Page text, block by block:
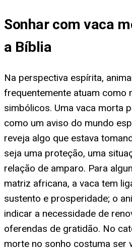
Sonhar com vaca
a Bíblia
Na perspectiva espírita,
frequentemente atuam como
simbólicos. Uma vaca morta
como um aviso do mundo
reveja algo que estava
seja uma proteção, uma
relação de amparo. Para
matriz africana, a vaca tem
sustento e prosperidade; o
indicar a necessidade de
oferendas de gratidão. No
morte no sonho costuma ser